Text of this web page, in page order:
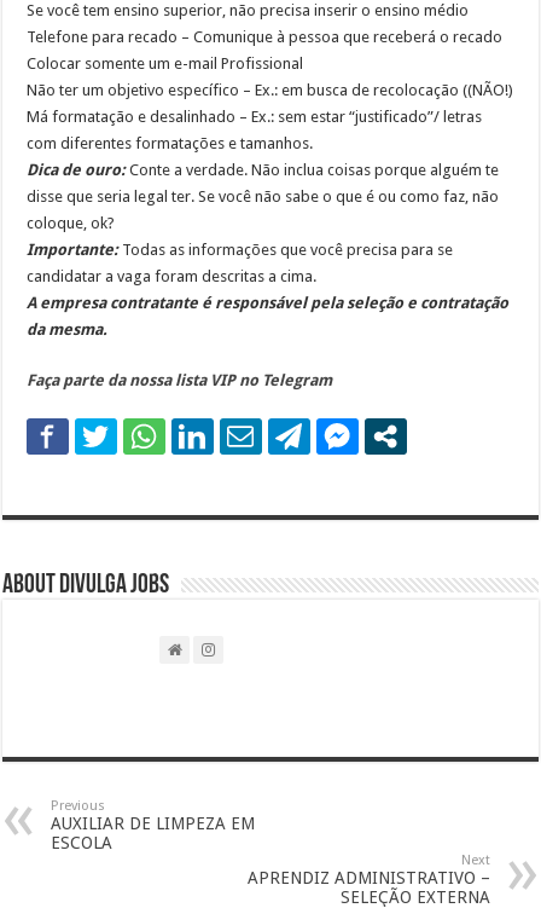
Se você tem ensino superior, não precisa inserir o ensino médio
Telefone para recado – Comunique à pessoa que receberá o recado
Colocar somente um e-mail Profissional
Não ter um objetivo específico – Ex.: em busca de recolocação ((NÃO!)
Má formatação e desalinhado – Ex.: sem estar “justificado”/ letras
com diferentes formatações e tamanhos.
Dica de ouro: Conte a verdade. Não inclua coisas porque alguém te
disse que seria legal ter. Se você não sabe o que é ou como faz, não
coloque, ok?
Importante:Todas as informações que você precisa para se
candidatar a vaga foram descritas a cima.
A empresa contratante é responsável pela seleção e contratação
da mesma.
Faça parte da nossa lista VIP no Telegram
About DIVULGA JOBS
Previous
AUXILIAR DE LIMPEZA EM
ESCOLA
Next
APRENDIZ ADMINISTRATIVO –
SELEÇÃO EXTERNA